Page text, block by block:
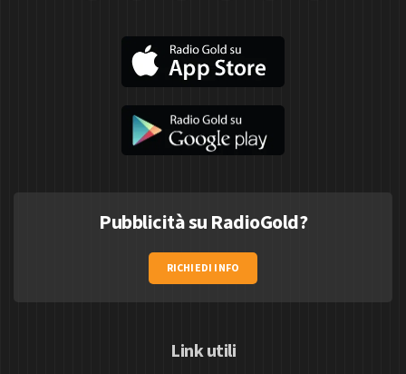
Pubblicità su RadioGold?
RICHIEDI INFO
Link utili